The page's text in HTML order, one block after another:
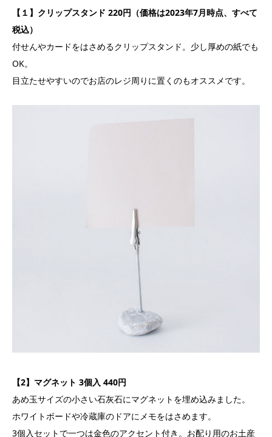
【１】クリップスタンド 220円（価格は2023年7月時点、すべて
税込）
付せんやカードをはさめるクリップスタンド。少し厚めの紙でも
OK。
目立たせやすいのでお店のレジ周りに置くのもオススメです。
【2】マグネット 3個入 440円
あめ玉サイズの小さい石灰石にマグネットを埋め込みました。
ホワイトボードや冷蔵庫のドアにメモをはさめます。
3個入セットで一つは金色のアクセント付き。お配り用のお土産